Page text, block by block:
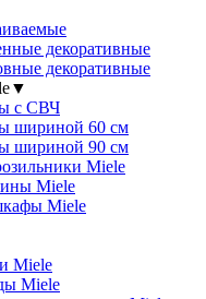
декоративные
декоративные
▼
с СВЧ
шириной 60 см
шириной 90 см
Miele
Miele
Miele
Miele
Miele